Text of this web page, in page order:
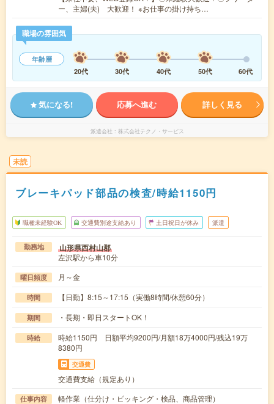
ー、主婦(夫) 大歓迎！ ※お仕事の掛け持ち…
職場の雰囲気
年齢層
20代
30代 40代 50代 60代
気になる! 応募へ進む 詳しく見る
派遣会社 株式会社テクノ・サービス
未読
ブレーキパッド部品の検査/時給1150円
職種未経験OK 交通費別途支給あり 土日祝日が休み 派遣
勤務地 山形県西村山郡
左沢駅から車10分
曜日頻度 月～金
時間 【日勤】8:15～17:15（実働8時間/休憩60分）
期間 ・長期・即日スタートOK！
時給
時給1150円 日額平均9200円/月額18万4000円/残込19万
8380円
交通費
交通費支給（規定あり）
仕事内容
軽作業（仕分け・ピッキング・検品、商品管理）